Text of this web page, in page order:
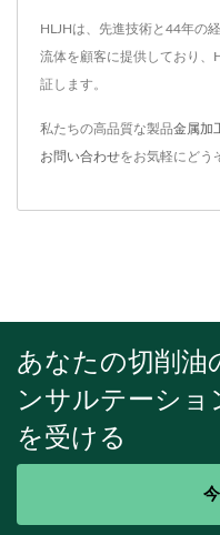
HLJHは、先進技術と44年の
流体を顧客に提供しており、
証します。
私たちの高品質な製品金属加
お問い合わせをお気軽にどう
あなたの切削
ンサルテーシ
を受ける